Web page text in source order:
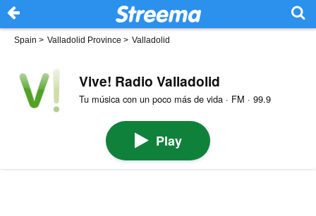
Spain > Valladolid Province > Valladolid
Vive! Radio Valladolid
Tu música con un poco más de vida · FM · 99.9
Play